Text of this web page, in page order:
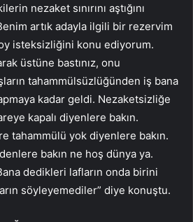
nezaket sınırını aştığını
artık adayla ilgili bir rezervim
isteksizliğini konu ediyorum.
üstüne bastınız, onu
tahammülsüzlüğünden iş bana
kadar geldi. Nezaketsizliğe
kapalı diyenlere bakın.
tahammülü yok diyenlere bakın.
bakın ne hoş dünya ya.
dedikleri lafların onda birini
söyleyemediler” diye konuştu.